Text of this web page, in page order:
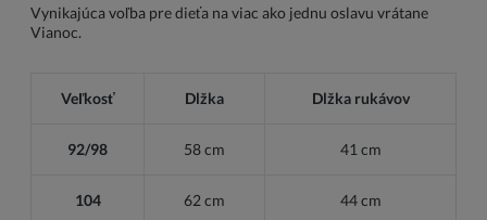
Vynikajúca voľba pre dieťa na viac ako jednu oslavu vrátane
Vianoc.
Veľkosť Dlžka Dlžka rukávov
92/98 58 cm 41 cm
104 62 cm 44 cm